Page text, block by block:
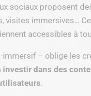
sociaux proposent
visites immersives…
accessibles à
– oblige les
investir dans des
.